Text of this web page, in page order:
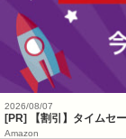
2026/08/07
[PR] 【割引】タイムセ
Amazon